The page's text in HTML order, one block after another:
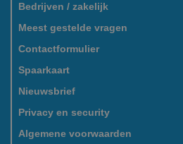
Bedrijven / zakelijk
Meest gestelde vragen
Contactformulier
Spaarkaart
Nieuwsbrief
Privacy en security
Algemene voorwaarden